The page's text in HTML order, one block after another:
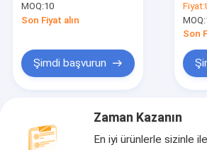
Çok Delik
MOQ:10
Son Fiyat alın
Şimdi başvurun
Fiyat:
MOQ:
Son
Zaman Kazanın
En iyi ürünlerle sizinle